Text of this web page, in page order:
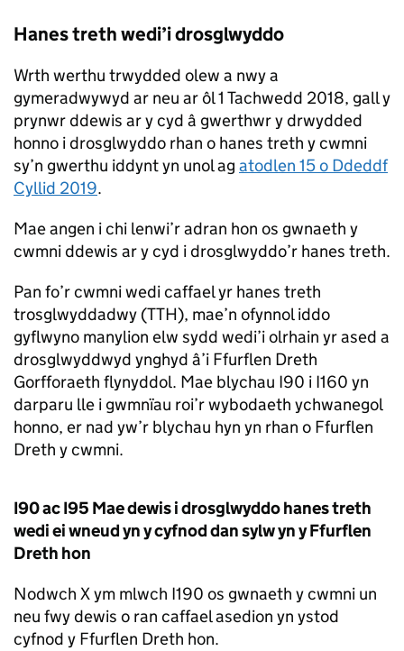
Hanes treth wedi’i drosglwyddo
Wrth werthu trwydded olew a nwy a
gymeradwywyd ar neu ar ôl 1 Tachwedd 2018, gall y
prynwr ddewis ar y cyd â gwerthwr y drwydded
honno i drosglwyddo rhan o hanes treth y cwmni
sy’n gwerthu iddynt yn unol ag atodlen 15 o Ddeddf
Cyllid 2019.
Mae angen i chi lenwi’r adran hon os gwnaeth y
cwmni ddewis ar y cyd i drosglwyddo’r hanes treth.
Pan fo’r cwmni wedi caffael yr hanes treth
trosglwyddadwy (TTH), mae’n ofynnol iddo
gyflwyno manylion elw sydd wedi’i olrhain yr ased a
drosglwyddwyd ynghyd â’i Ffurflen Dreth
Gorfforaeth flynyddol. Mae blychau I90 i I160 yn
darparu lle i gwmnïau roi’r wybodaeth ychwanegol
honno, er nad yw’r blychau hyn yn rhan o Ffurflen
Dreth y cwmni.
I90 ac I95 Mae dewis i drosglwyddo hanes treth
wedi ei wneud yn y cyfnod dan sylw yn y Ffurflen
Dreth hon
Nodwch X ym mlwch I190 os gwnaeth y cwmni un
neu fwy dewis o ran caffael asedion yn ystod
cyfnod y Ffurflen Dreth hon.